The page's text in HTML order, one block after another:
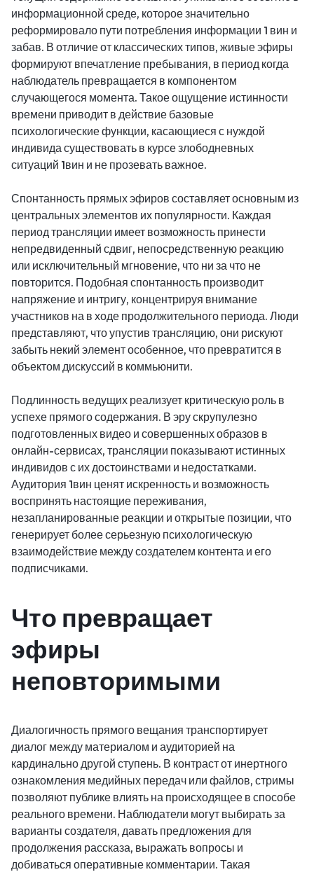
информационной среде, которое значительно
реформировало пути потребления информации 1 вин и
забав. В отличие от классических типов, живые эфиры
формируют впечатление пребывания, в период когда
наблюдатель превращается в компонентом
случающегося момента. Такое ощущение истинности
времени приводит в действие базовые
психологические функции, касающиеся с нуждой
индивида существовать в курсе злободневных
ситуаций 1вин и не прозевать важное.
Спонтанность прямых эфиров составляет основным из
центральных элементов их популярности. Каждая
период трансляции имеет возможность принести
непредвиденный сдвиг, непосредственную реакцию
или исключительный мгновение, что ни за что не
повторится. Подобная спонтанность производит
напряжение и интригу, концентрируя внимание
участников на в ходе продолжительного периода. Люди
представляют, что упустив трансляцию, они рискуют
забыть некий элемент особенное, что превратится в
объектом дискуссий в коммьюнити.
Подлинность ведущих реализует критическую роль в
успехе прямого содержания. В эру скрупулезно
подготовленных видео и совершенных образов в
онлайн-сервисах, трансляции показывают истинных
индивидов с их достоинствами и недостатками.
Аудитория 1вин ценят искренность и возможность
воспринять настоящие переживания,
незапланированные реакции и открытые позиции, что
генерирует более серьезную психологическую
взаимодействие между создателем контента и его
подписчиками.
Что превращает
эфиры
неповторимыми
Диалогичность прямого вещания транспортирует
диалог между материалом и аудиторией на
кардинально другой ступень. В контраст от инертного
ознакомления медийных передач или файлов, стримы
позволяют публике влиять на происходящее в способе
реального времени. Наблюдатели могут выбирать за
варианты создателя, давать предложения для
продолжения рассказа, выражать вопросы и
добиваться оперативные комментарии. Такая